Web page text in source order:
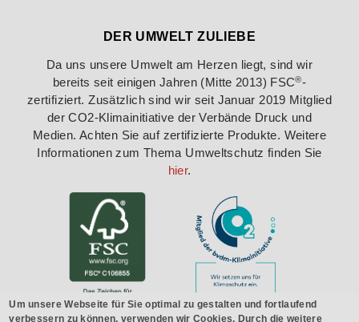
DER UMWELT ZULIEBE
Da uns unsere Umwelt am Herzen liegt, sind wir
bereits seit einigen Jahren (Mitte 2013) FSC®-
zertifiziert. Zusätzlich sind wir seit Januar 2019 Mitglied
der CO2-Klimainitiative der Verbände Druck und
Medien. Achten Sie auf zertifizierte Produkte. Weitere
Informationen zum Thema Umweltschutz finden Sie
hier.
Um unsere Webseite für Sie optimal zu gestalten und fortlaufend
verbessern zu können, verwenden wir Cookies. Durch die weitere